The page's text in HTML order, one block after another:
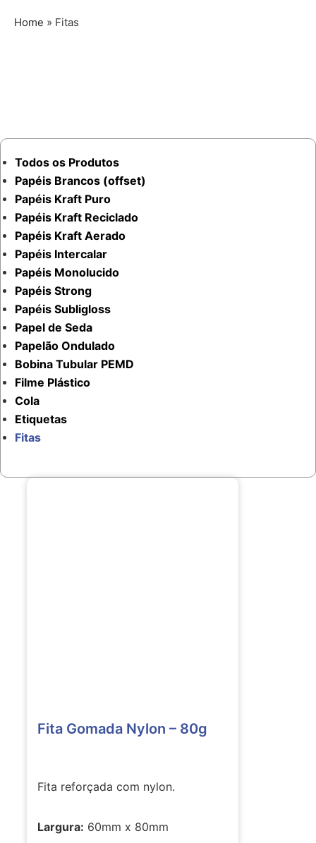
Home » Fitas
Todos os Produtos
Papéis Brancos (offset)
Papéis Kraft Puro
Papéis Kraft Reciclado
Papéis Kraft Aerado
Papéis Intercalar
Papéis Monolucido
Papéis Strong
Papéis Subligloss
Papel de Seda
Papelão Ondulado
Bobina Tubular PEMD
Filme Plástico
Cola
Etiquetas
Fitas
Fita Gomada Nylon – 80g
Fita reforçada com nylon.
Largura: 60mm x 80mm